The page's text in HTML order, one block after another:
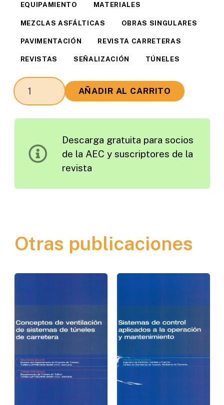
EQUIPAMIENTO MATERIALES
MEZCLAS ASFÁLTICAS OBRAS SINGULARES
PAVIMENTACIÓN REVISTA CARRETERAS
REVISTAS SEÑALIZACIÓN TÚNELES
Revista
Carreteras
AÑADIR AL CARRITO
Descarga gratuita para socios
de la AEC y suscriptores de la
revista
Otras publicaciones